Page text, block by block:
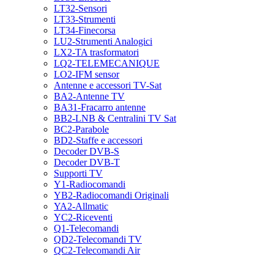
LT32-Sensori
LT33-Strumenti
LT34-Finecorsa
LU2-Strumenti Analogici
LX2-TA trasformatori
LQ2-TELEMECANIQUE
LO2-IFM sensor
Antenne e accessori TV-Sat
BA2-Antenne TV
BA31-Fracarro antenne
BB2-LNB & Centralini TV Sat
BC2-Parabole
BD2-Staffe e accessori
Decoder DVB-S
Decoder DVB-T
Supporti TV
Y1-Radiocomandi
YB2-Radiocomandi Originali
YA2-Allmatic
YC2-Riceventi
Q1-Telecomandi
QD2-Telecomandi TV
QC2-Telecomandi Air